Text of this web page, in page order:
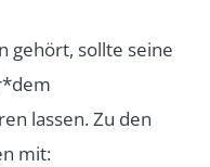
gehört, sollte seine
lassen. Zu den
mit: